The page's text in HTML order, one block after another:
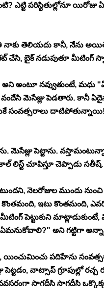
ఎట్టి పరిస్థితుల్లోనూ యిరోజు
నాకు తెలియదు కానీ, నేను
చేసి, బైక్ నడుపుతూ మీటింగ్
అని అంటూ నవ్వుతుంటే, మధు
మెసేజ్లు పెడతారు. కానీ
సంవత్సరాలు
పెట్టాను.
లిస్ట్ చూపిస్తూ చెప్పాడు సతీష్.
నెలరోజుల ముందు
కొంతమంది, ఇటు కొంతమంది,
పెట్టుకుని
ఏమనుకోవాలి?" అని గట్టిగా
యించుమించు పదిహేను
పెట్టడం, వాట్సాప్ గ్రూపుల్లో రచ్చ
సాగదీసి సాగదీసి